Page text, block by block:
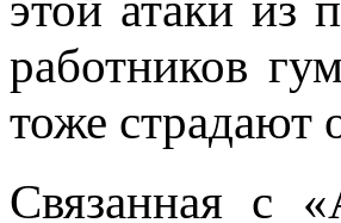
работников
тоже страдают
Связанная с